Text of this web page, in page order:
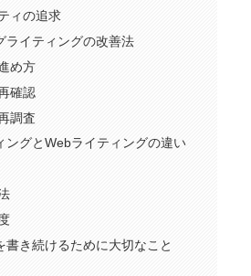
ィの追求
ライティングの改善法
め方
確認
調査
ングとWebライティングの違い
書き続けるために大切なこと